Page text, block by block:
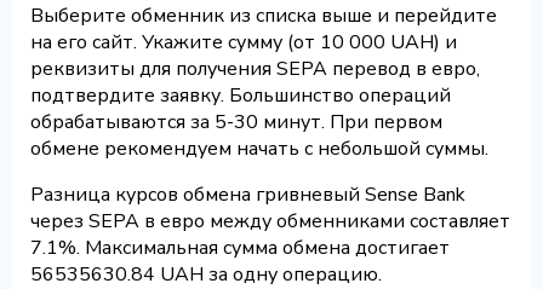
Выберите обменник из списка выше и перейдите
на его сайт. Укажите сумму (от 10 000 UAH) и
реквизиты для получения SEPA перевод в евро,
подтвердите заявку. Большинство операций
обрабатываются за 5-30 минут. При первом
обмене рекомендуем начать с небольшой суммы.
Разница курсов обмена гривневый Sense Bank
через SEPA в евро между обменниками составляет
7.1%. Максимальная сумма обмена достигает
56535630.84 UAH за одну операцию.